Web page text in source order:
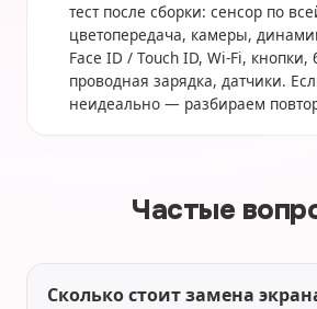
тест после сборки: сенсор по
цветопередача, камеры,
Face ID / Touch ID, Wi-Fi, кнопки,
проводная зарядка, датчики.
неидеально — разбираем
Частые
Сколько стоит замена